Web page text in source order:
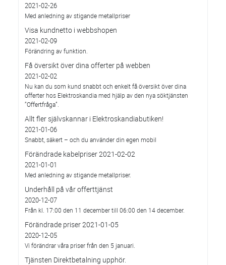
2021-02-26
Med anledning av stigande metallpriser
Visa kundnetto i webbshopen
2021-02-09
Förändring av funktion.
Få översikt över dina offerter på webben
2021-02-02
Nu kan du som kund snabbt och enkelt få översikt över dina
offerter hos Elektroskandia med hjälp av den nya söktjänsten
”Offertfråga”.
Allt fler självskannar i Elektroskandiabutiken!
2021-01-06
Snabbt, säkert – och du använder din egen mobil
Förändrade kabelpriser 2021-02-02
2021-01-01
Med anledning av stigande metallpriser.
Underhåll på vår offerttjänst
2020-12-07
Från kl. 17:00 den 11 december till 06:00 den 14 december.
Förändrade priser 2021-01-05
2020-12-05
Vi förändrar våra priser från den 5 januari.
Tjänsten Direktbetalning upphör.